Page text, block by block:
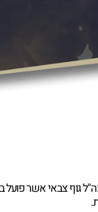
גוף צבאי אשר פועל